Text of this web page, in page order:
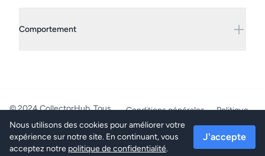
Nous utilisons des cookies pour améliorer votre
expérience sur notre site. En continuant, vous
acceptez notre politique de confidentialité.
J'accepte
Comportement
© 2024 CollectorHub. Tous
droits réservés.
PhilaJob - BE0804.218.387 -
Mettet/Belgique
Conditions générales
Politique
de confidentialité